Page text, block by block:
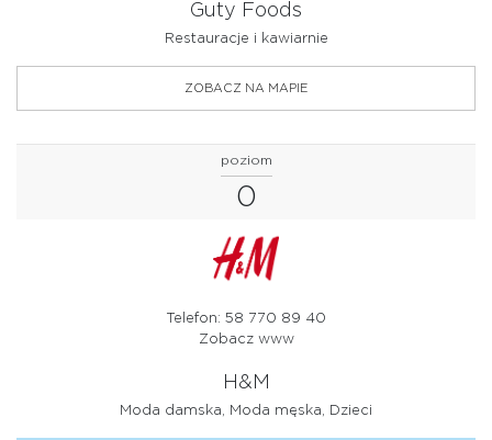
Guty Foods
Restauracje i kawiarnie
ZOBACZ NA MAPIE
poziom
0
Telefon: 58 770 89 40
Zobacz www
H&M
Moda damska, Moda męska, Dzieci